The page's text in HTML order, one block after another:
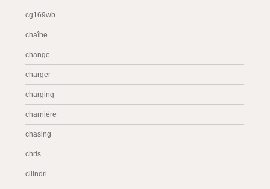
cg169wb
chaîne
change
charger
charging
charnière
chasing
chris
cilindri